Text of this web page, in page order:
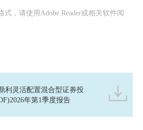
式，请使用Adobe Reader或相关软件阅
利灵活配置混合型证券投
年第1季度报告